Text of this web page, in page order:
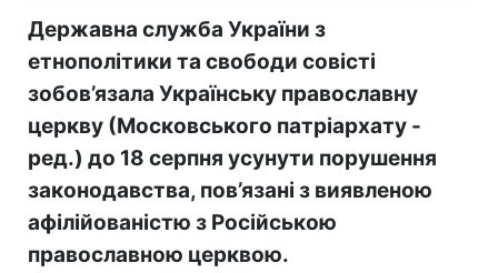
Державна служба України з
етнополітики та свободи совісті
зобов’язала Українську православну
церкву (Московського патріархату -
ред.) до 18 серпня усунути порушення
законодавства, пов’язані з виявленою
афілійованістю з Російською
православною церквою.